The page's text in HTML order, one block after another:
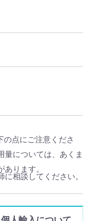
の点にご注意くださ
については、あくま
ります。
相談してください。